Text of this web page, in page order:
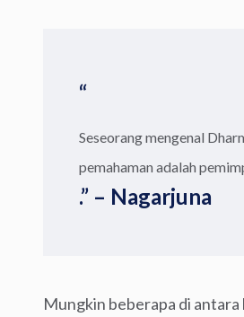
“
Seseorang mengenal
pemahaman adalah
.” – Nagarjuna
Mungkin beberapa di antara